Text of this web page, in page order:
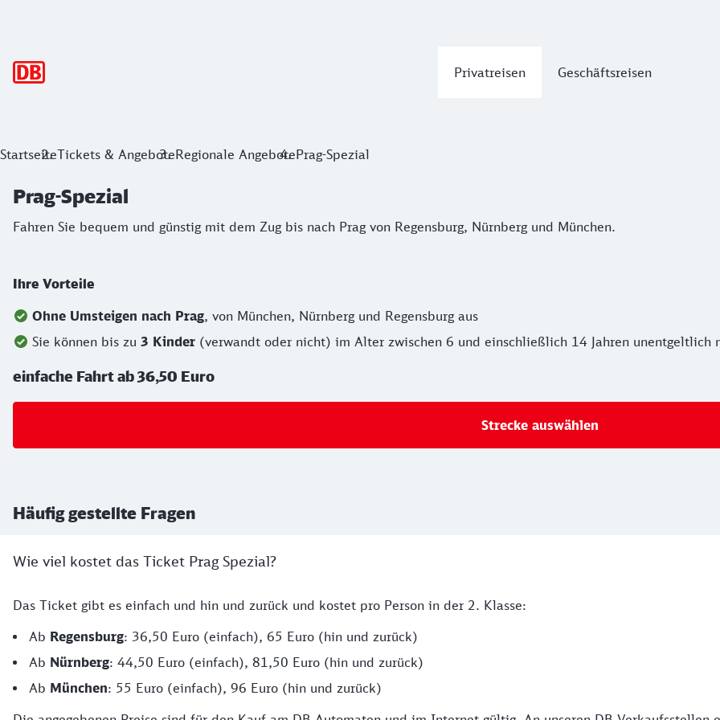
Privatreisen Geschäftsreisen
Prag-Spezial
StartseiteTickets & AngeboteRegionale AngebotePrag-Spezial
Prag-Spezial
Fahren Sie bequem und günstig mit dem Zug bis nach Prag von Regensburg, Nürnberg und München.
Ihre Vorteile
Ohne Umsteigen nach Prag, von München, Nürnberg und Regensburg aus
Sie können bis zu 3 Kinder (verwandt oder nicht) im Alter zwischen 6 und einschließlich 14 Jahren unentgeltlich
einfache Fahrt ab 36,50 Euro
Strecke auswählen
Häufig gestellte Fragen
Wie viel kostet das Ticket Prag Spezial?
Das Ticket gibt es einfach und hin und zurück und kostet pro Person in der 2. Klasse:
Ab Regensburg: 36,50 Euro (einfach), 65 Euro (hin und zurück)
Ab Nürnberg: 44,50 Euro (einfach), 81,50 Euro (hin und zurück)
Ab München: 55 Euro (einfach), 96 Euro (hin und zurück)